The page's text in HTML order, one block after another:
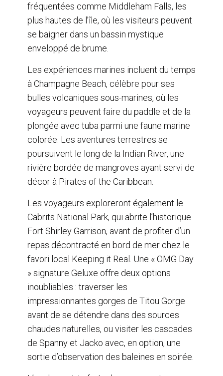
fréquentées comme Middleham Falls, les
plus hautes de l’île, où les visiteurs peuvent
se baigner dans un bassin mystique
enveloppé de brume.
Les expériences marines incluent du temps
à Champagne Beach, célèbre pour ses
bulles volcaniques sous-marines, où les
voyageurs peuvent faire du paddle et de la
plongée avec tuba parmi une faune marine
colorée. Les aventures terrestres se
poursuivent le long de la Indian River, une
rivière bordée de mangroves ayant servi de
décor à Pirates of the Caribbean.
Les voyageurs exploreront également le
Cabrits National Park, qui abrite l’historique
Fort Shirley Garrison, avant de profiter d’un
repas décontracté en bord de mer chez le
favori local Keeping it Real. Une « OMG Day
» signature Geluxe offre deux options
inoubliables : traverser les
impressionnantes gorges de Titou Gorge
avant de se détendre dans des sources
chaudes naturelles, ou visiter les cascades
de Spanny et Jacko avec, en option, une
sortie d’observation des baleines en soirée.